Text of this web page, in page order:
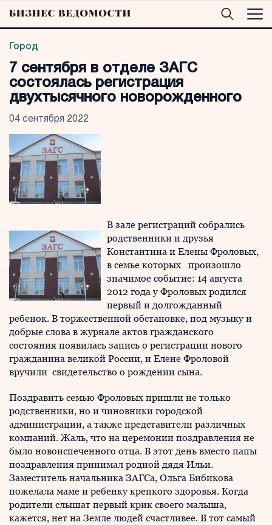
Город
7 сентября в отделе ЗАГС
состоялась регистрация
двухтысячного новорожденного
04 сентября 2022
В зале регистраций собрались
родственники и друзья
Константина и Елены Фроловых,
в семье которых произошло
значимое событие: 14 августа
2012 года у Фроловых родился
первый и долгожданный
ребенок. В торжественной обстановке, под музыку и
добрые слова в журнале актов гражданского
состояния появилась запись о регистрации нового
гражданина великой России, и Елене Фроловой
вручили свидетельство о рождении сына.
Поздравить семью Фроловых пришли не только
родственники, но и чиновники городской
администрации, а также представители различных
компаний. Жаль, что на церемонии поздравления не
было новоиспеченного отца. В этот день вместо папы
поздравления принимал родной дядя Ильи.
Заместитель начальника ЗАГСа, Ольга Бибикова
пожелала маме и ребенку крепкого здоровья. Когда
родители слышат первый крик своего малыша,
кажется, нет на Земле людей счастливее. В тот самый